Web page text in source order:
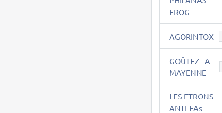
FROG
AGORINTOX
GOÛTEZ LA
MAYENNE
LES ETRONS
ANTI-FAs